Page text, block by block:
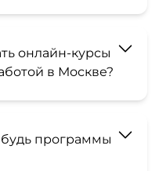
онлайн-курсы
в Москве?
программы